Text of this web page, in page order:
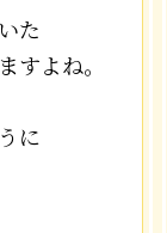
た
すよね。
に